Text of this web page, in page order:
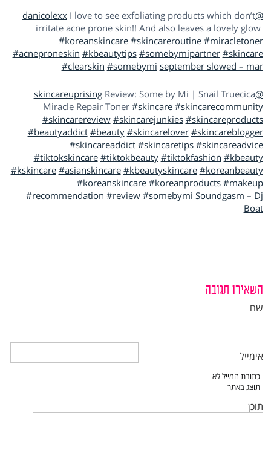
@danicolexx
I love to see exfoliating products which don’t
irritate acne prone skin!! And also leaves a lovely glow
#koreanskincare #skincareroutine #miracletoner
#acneproneskin #kbeautytips #somebymipartner #skincare
#clearskin #somebymi september slowed – mar
@skincareuprising
Review: Some by Mi | Snail Truecica
Miracle Repair Toner#skincare #skincarecommunity
#skincarereview #skincarejunkies #skincareproducts
#beautyaddict #beauty #skincarelover #skincareblogger
#skincareaddict #skincaretips #skincareadvice
#tiktokskincare #tiktokbeauty #tiktokfashion #kbeauty
#kskincare #asianskincare #kbeautyskincare #koreanbeauty
#koreanskincare #koreanproducts #makeup
#recommendation #review #somebymi Soundgasm – Dj
Boat
השאירו תגובה
שם
אימייל
תוכן